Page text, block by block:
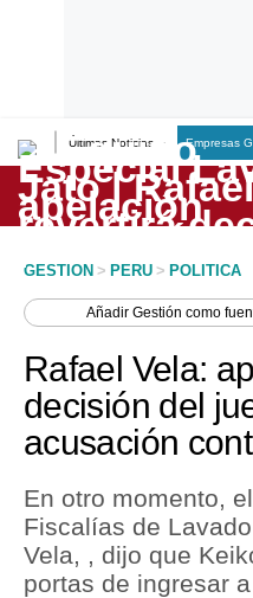
Últimas Noticias Empresas G
Lo último
Peru Quiosco
Economía
Mercados
Política
Tu Dinero
GESTION > PERU > POLITICA
AñadirGestión como
Rafael Vela:
decisión del
acusación
En otro momento,
Fiscalías de
Vela, , dijo que
portas de ingresar